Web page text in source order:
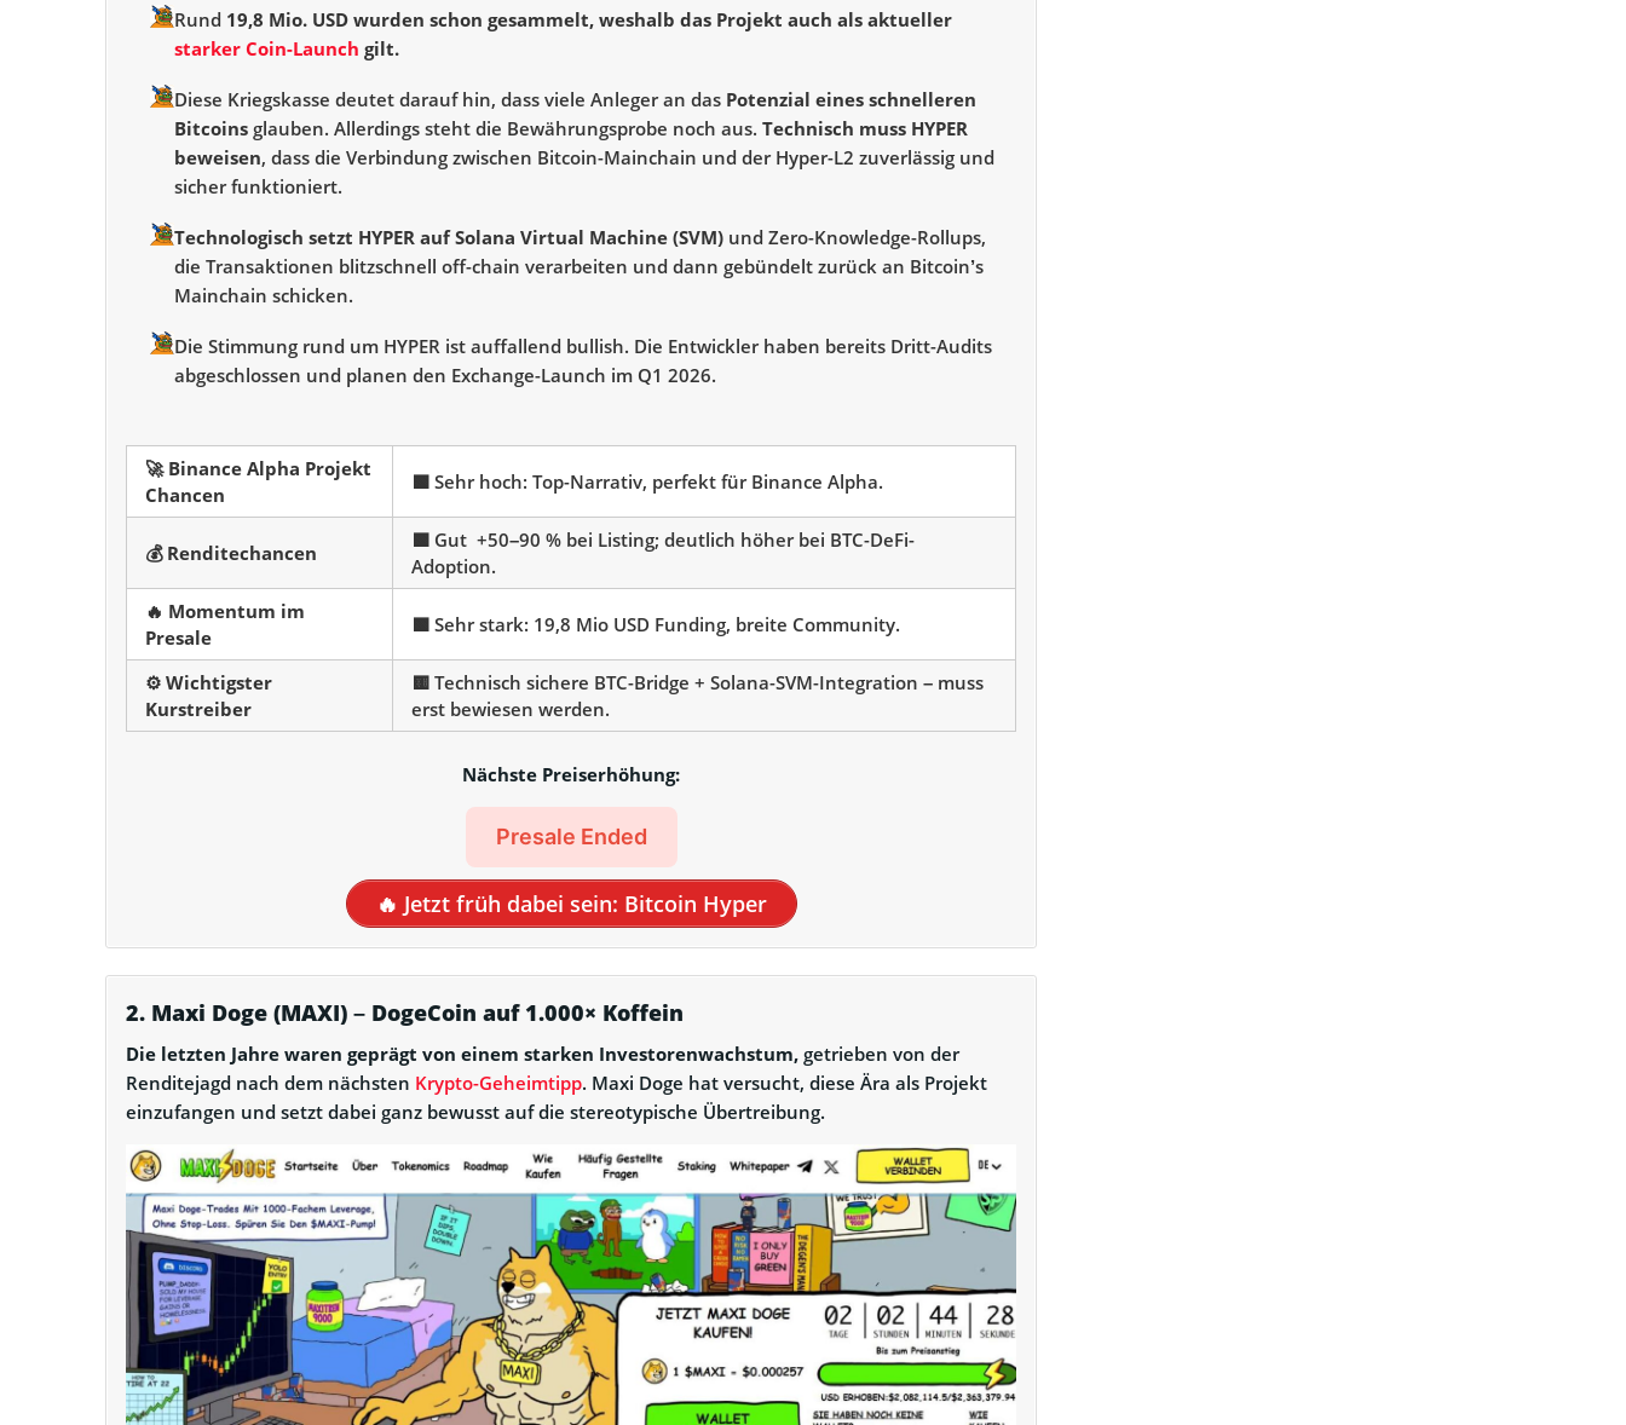
Rund 19,8 Mio. USD wurden schon gesammelt, weshalb das Projekt auch als aktueller
starker Coin-Launch gilt.
Diese Kriegskasse deutet darauf hin, dass viele Anleger an das Potenzial eines schnelleren
Bitcoins glauben. Allerdings steht die Bewährungsprobe noch aus. Technisch muss HYPER
beweisen, dass die Verbindung zwischen Bitcoin-Mainchain und der Hyper-L2 zuverlässig und
sicher funktioniert.
Technologisch setzt HYPER auf Solana Virtual Machine (SVM) und Zero-Knowledge-Rollups,
die Transaktionen blitzschnell off-chain verarbeiten und dann gebündelt zurück an Bitcoin’s
Mainchain schicken.
Die Stimmung rund um HYPER ist auffallend bullish. Die Entwickler haben bereits Dritt-Audits
abgeschlossen und planen den Exchange-Launch im Q1 2026.
🚀 Binance Alpha Projekt
Chancen
🟩 Sehr hoch: Top-Narrativ, perfekt für Binance Alpha.
💰 Renditechancen
🟩 Gut +50–90 % bei Listing; deutlich höher bei BTC-DeFi-
Adoption.
🔥 Momentum im
Presale
🟩 Sehr stark: 19,8 Mio USD Funding, breite Community.
⚙️ Wichtigster
Kurstreiber
🟨 Technisch sichere BTC-Bridge + Solana-SVM-Integration – muss
erst bewiesen werden.
Nächste Preiserhöhung:
Presale Ended
🔥 Jetzt früh dabei sein: Bitcoin Hyper
2. Maxi Doge (MAXI) – DogeCoin auf 1.000× Koffein
Die letzten Jahre waren geprägt von einem starken Investorenwachstum, getrieben von der
Renditejagd nach dem nächsten Krypto-Geheimtipp. Maxi Doge hat versucht, diese Ära als Projekt
einzufangen und setzt dabei ganz bewusst auf die stereotypische Übertreibung.